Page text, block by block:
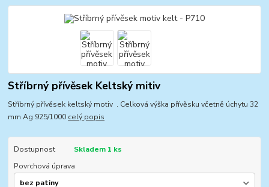
Stříbrný přívěsek Keltský mitiv
Stříbrný přívěsek keltský motiv . Celková výška přívěsku včetně úchytu 32
mm Ag 925/1000 celý popis
Dostupnost
Skladem 1 ks
Povrchová úprava